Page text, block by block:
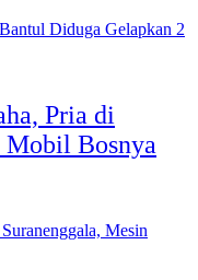
Pria di
Bosnya